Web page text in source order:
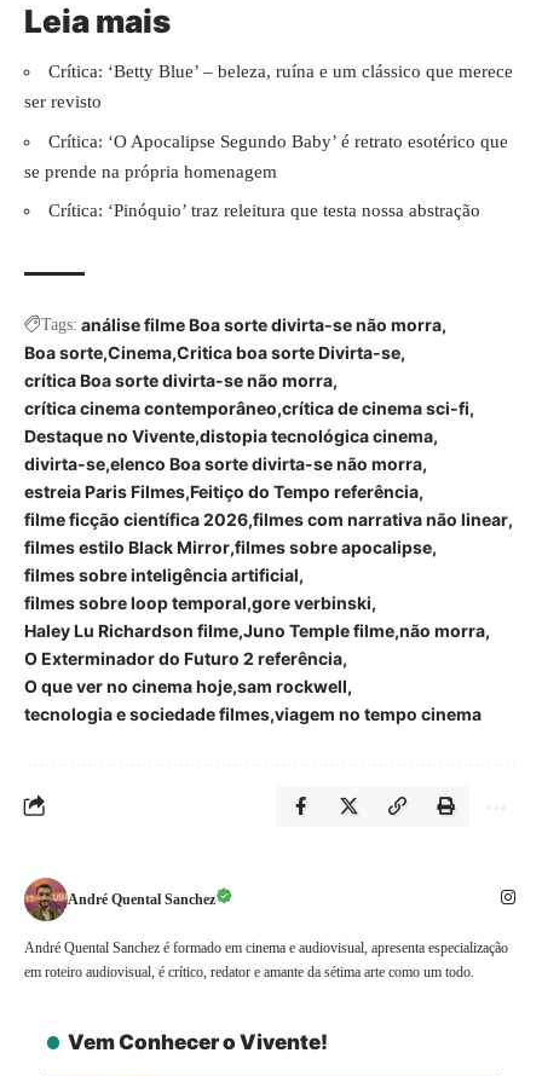
Leia mais
Crítica: ‘Betty Blue’ – beleza, ruína e um clássico que merece
ser revisto
Crítica: ‘O Apocalipse Segundo Baby’ é retrato esotérico que
se prende na própria homenagem
Crítica: ‘Pinóquio’ traz releitura que testa nossa abstração
Tags: análise filme Boa sorte divirta-se não morra
Boa sorte Cinema Critica boa sorte Divirta-se
crítica Boa sorte divirta-se não morra
crítica cinema contemporâneo crítica de cinema sci-fi
Destaque no Vivente distopia tecnológica cinema
divirta-se elenco Boa sorte divirta-se não morra
estreia Paris Filmes Feitiço do Tempo referência
filme ficção científica 2026 filmes com narrativa não linear
filmes estilo Black Mirror filmes sobre apocalipse
filmes sobre inteligência artificial
filmes sobre loop temporal gore verbinski
Haley Lu Richardson filme Juno Temple filme não morra
O Exterminador do Futuro 2 referência
O que ver no cinema hoje sam rockwell
tecnologia e sociedade filmes viagem no tempo cinema
André Quental Sanchez
André Quental Sanchez é formado em cinema e audiovisual, apresenta especialização
em roteiro audiovisual, é crítico, redator e amante da sétima arte como um todo.
Vem Conhecer o Vivente!